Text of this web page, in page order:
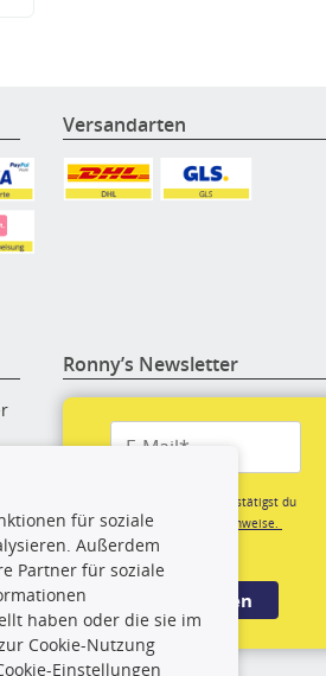
Versandarten
Ronny’s Newsletter
Mit der Anmeldung bestätigst du
unsereDatenschutzhinweise.
(*Pflichtfeld)
Anmelden
für soziale
Außerdem
Partner für soziale
haben oder die sie im
Cookie-Nutzung
Einstellungen